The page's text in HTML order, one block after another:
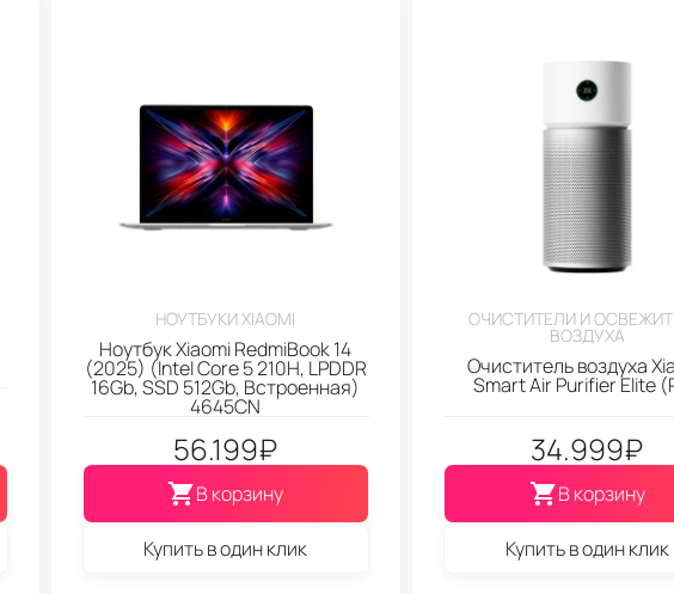
НОУТБУКИ XIAOMI
Ноутбук Xiaomi RedmiBook 14
(2025) (Intel Core 5 210H, LPDDR
16Gb, SSD 512Gb, Встроенная)
4645CN
56.199₽
В корзину
Купить в один клик
ОЧИСТИТЕЛИ И
ВОЗДУХА
Очиститель воздуха
Smart Air Purifier Elite
34.999₽
В корзину
Купить в один клик